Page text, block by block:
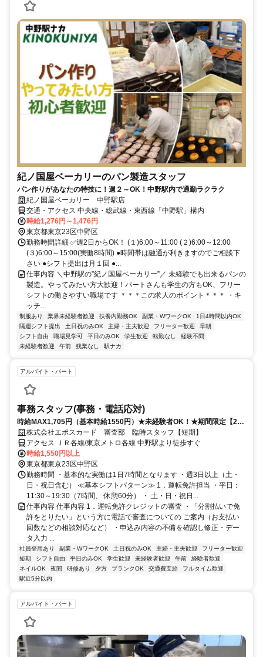
紀ノ国屋ベーカリーのパン製造スタッフ
パン作りがあなたの特技に！週２～OK！中野駅内で通勤ラクラク
紀ノ国屋ベーカリー 中野駅店
交通・アクセス 中央線・総武線・東西線「中野駅」構内
時給1,276円～1,476円
東京都東京23区中野区
勤務時間詳細 ✅週2日からOK！ (１)6:00～11:00 (２)6:00～12:00
(３)6:00～15:00(実働8時間) ●時間帯は融通が利きますのでご相談下
さい ●シフト提出は月１回 ●...
仕事内容 ＼中野駅の”紀ノ国屋ベーカリー”／ 未経験でも出来るパンの
製造。やってみたい方大歓迎！パートさんも学生の方もOK、フリー
シフトの働きやすい職場です ＊＊＊この求人のポイント＊＊＊ ・キ
ッチ...
制服あり 業界未経験者歓迎 扶養内勤務OK 副業・WワークOK
1日4時間以内OK
隔週シフト提出
土日祝のみOK 主婦・主夫歓迎 フリーター歓迎
早朝
シフト自由
職場見学可 平日のみOK 学生歓迎 転勤なし
経験不問
未経験者歓迎
午前 残業なし 駅ナカ
アルバイト・パート
事務スタッフ(事務・電話応対)
時給MAX1,705円（基本時給1550円）★未経験者OK！★期間限定【27
年3月】まで勤務！
株式会社エポスカード 審査部 臨時スタッフ【短期】
アクセス ＪＲ各線/東京メトロ各線 中野駅より徒歩すぐ
時給1,550円以上
東京都東京23区中野区
勤務時間 ・基本的な実働は1日7時間となります ・週3日以上（土・
日・祝日含む） ≪基本シフトパターン≫ 1．運転免許担当 ・平日：
11:30～19:30（7時間、 休憩60分） ・ 土・日・祝日...
仕事内容 仕事内容 1．運転免許クレジットの審査 ・「分割払いで免
許をとりたい」という方に電話で審査についての ご案内（お支払い
回数などの相談対応など） ・申込み内容の不備を確認し修正・デー
タ入力 ...
社員登用あり 副業・WワークOK 土日祝のみOK 主婦・主夫歓迎
フリーター歓迎
短期
シフト自由 平日のみOK 学生歓迎 未経験者歓迎 午前
経験者歓迎
ネイルOK
夜間 研修あり 夕方 ブランクOK 交通費支給
フルタイム歓迎
駅近5分以内
アルバイト・パート